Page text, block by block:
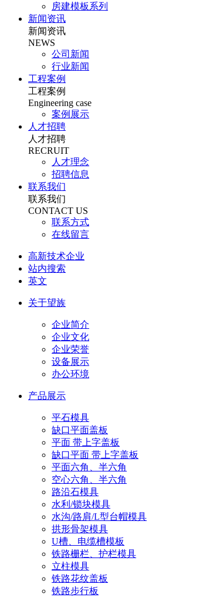
房建模板系列
新闻资讯
新闻资讯
NEWS
公司新闻
行业新闻
工程案例
工程案例
Engineering case
案例展示
人才招聘
人才招聘
RECRUIT
人才理念
招聘信息
联系我们
联系我们
CONTACT US
联系方式
在线留言
高新技术企业
站内搜索
英文
关于望族
企业简介
企业文化
企业荣誉
设备展示
办公环境
产品展示
平石模具
缺口平面盖板
平面 带上字盖板
缺口平面 带上字盖板
平面六角、半六角
空心六角、半六角
路沿石模具
水利/锁块模具
水沟/路肩/L型台帽模具
拱形骨架模具
U槽、电缆槽模板
铁路栅栏、护栏模具
立柱模具
铁路花纹盖板
铁路步行板